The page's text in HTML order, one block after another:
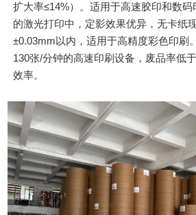
扩大率≤14%）。适用于高速胶印和数
的激光打印中，定影效果优异，无卡纸
±0.03mm以内，适用于高精度彩色印刷
130张/分钟的高速印刷设备，废品率低
效率。